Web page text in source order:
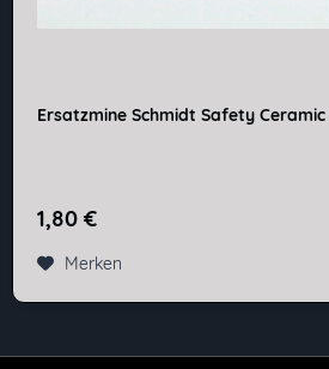
Ersatzmine Schmidt Safety Ceramic
1,80 €
Merken